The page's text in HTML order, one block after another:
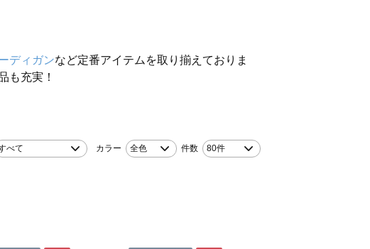
ディガンなど定番アイテムを取り揃えておりま
も充実！
べて カラー 全色 件数 80件